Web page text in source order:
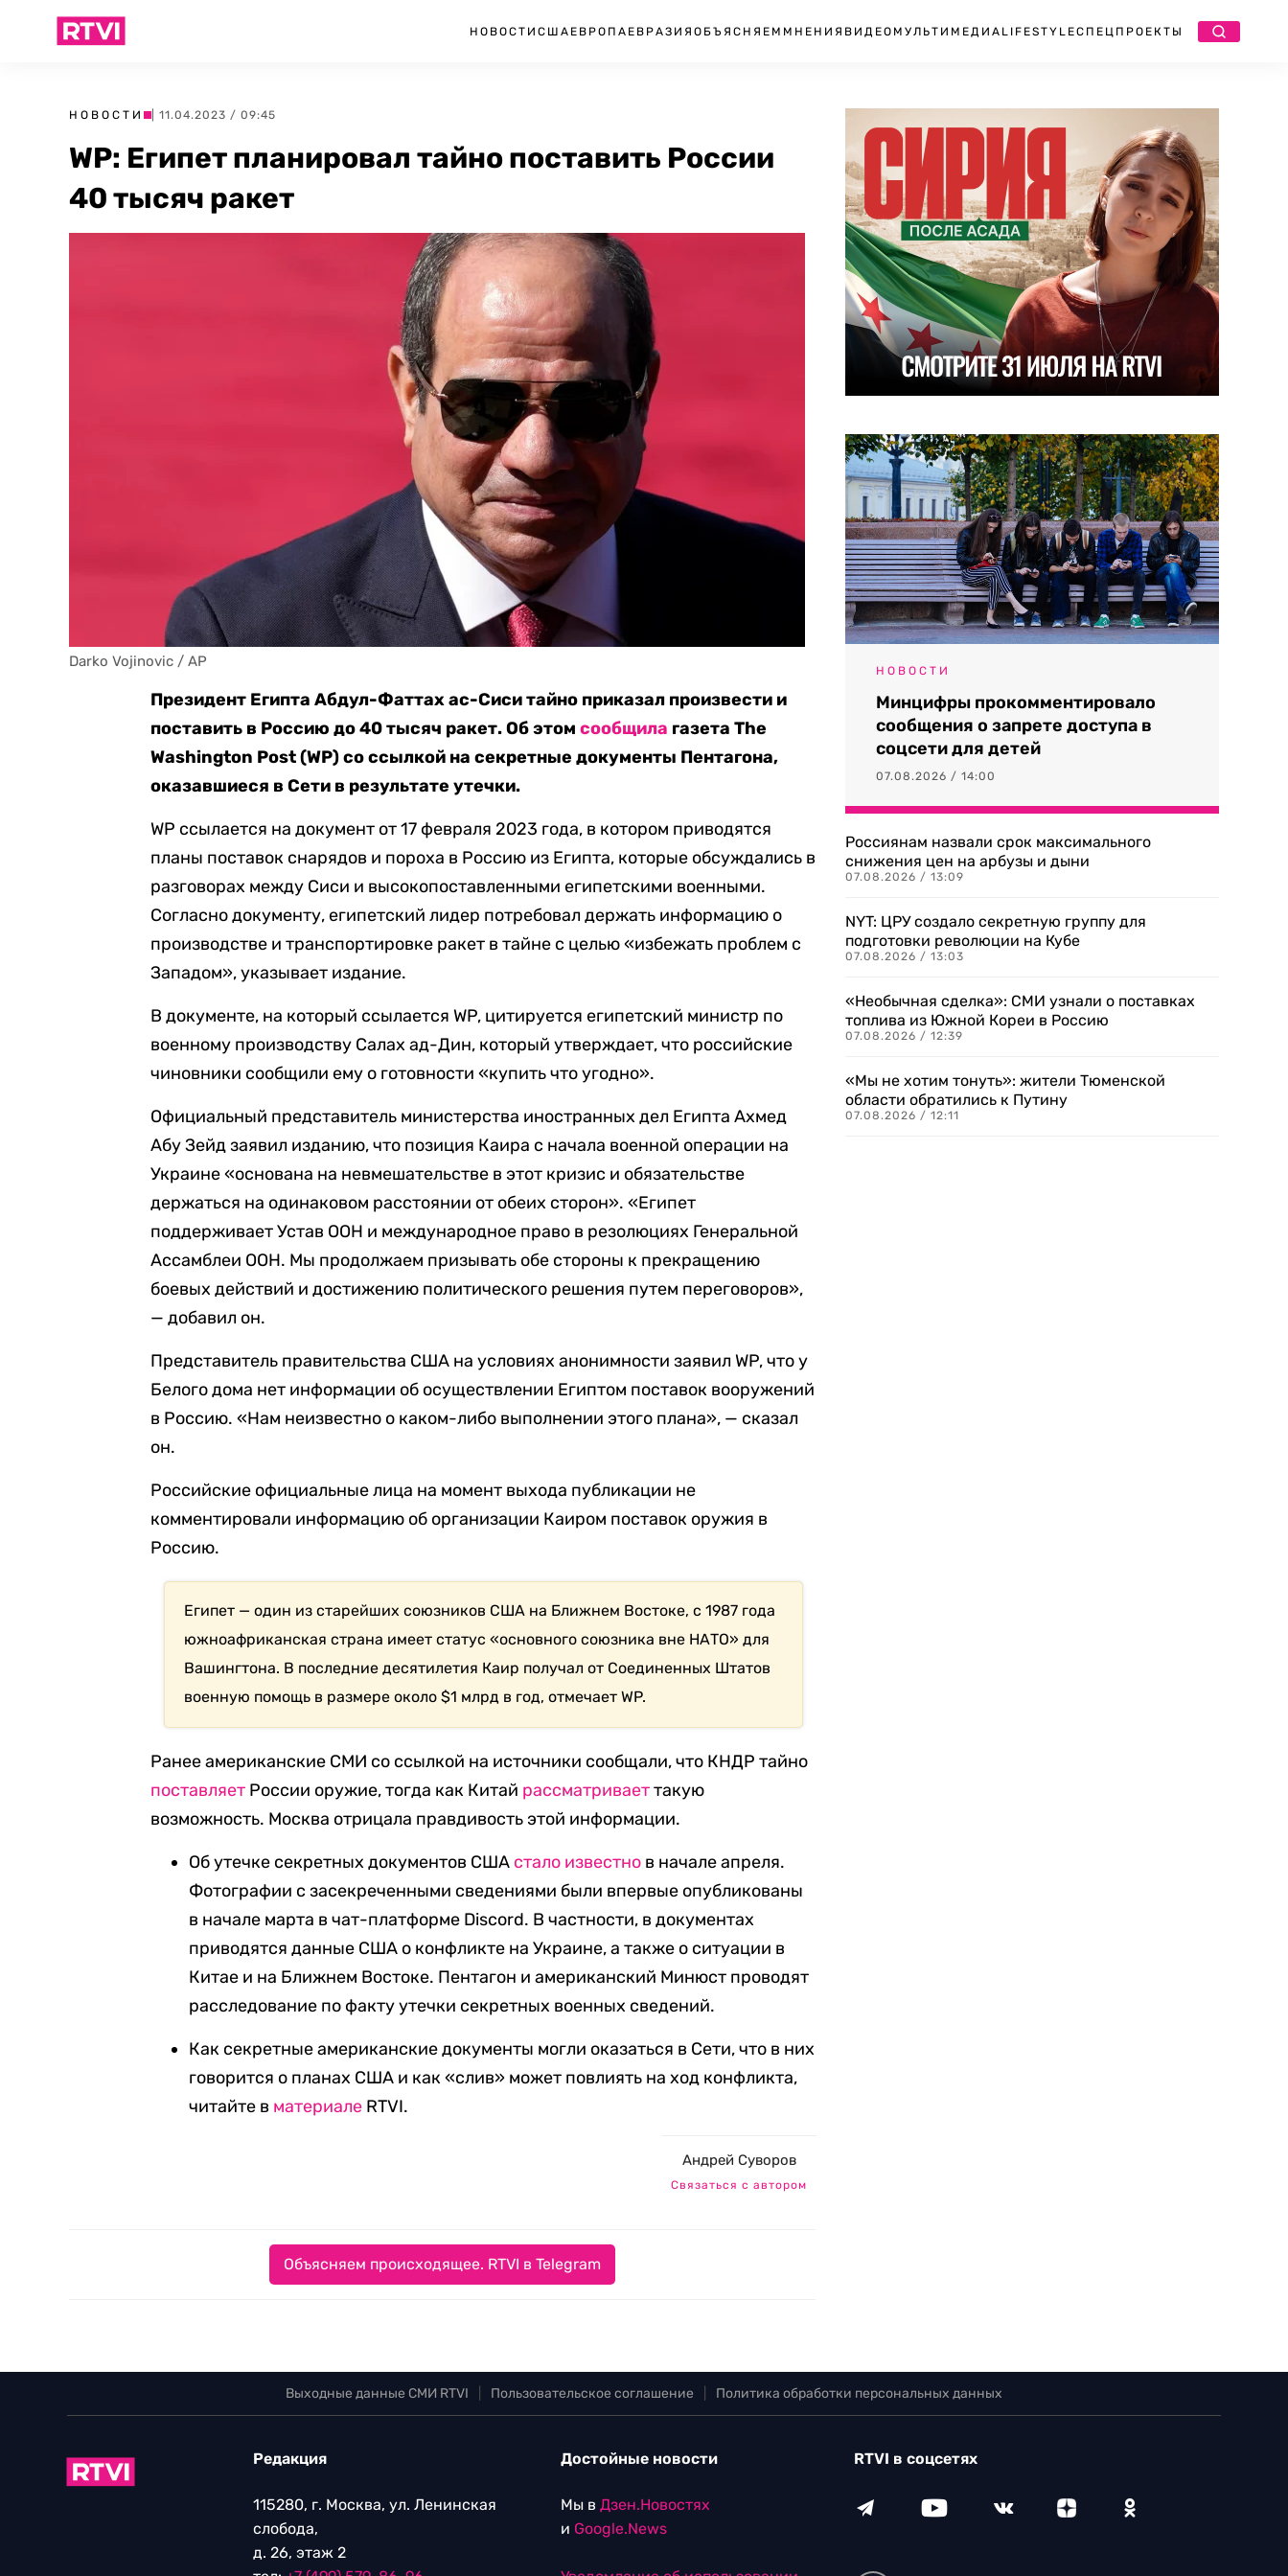
НОВОСТИ США ЕВРОПА ЕВРАЗИЯ ОБЪЯСНЯЕМ МНЕНИЯ ВИДЕО МУЛЬТИМЕДИА LIFESTYLEСПЕЦПРОЕКТЫ
НОВОСТИ | 11.04.2023 / 09:45
WP: Египет планировал тайно поставить России
40 тысяч ракет
Darko Vojinovic / AP
Президент Египта Абдул-Фаттах ас-Сиси тайно приказал произвести и
поставить в Россию до 40 тысяч ракет. Об этомсообщила газета The
Washington Post (WP) со ссылкой на секретные документы Пентагона,
оказавшиеся в Сети в результате утечки.
WP ссылается на документ от 17 февраля 2023 года, в котором приводятся
планы поставок снарядов и пороха в Россию из Египта, которые обсуждались в
разговорах между Сиси и высокопоставленными египетскими военными.
Согласно документу, египетский лидер потребовал держать информацию о
производстве и транспортировке ракет в тайне с целью «избежать проблем с
Западом», указывает издание.
В документе, на который ссылается WP, цитируется египетский министр по
военному производству Салах ад-Дин, который утверждает, что российские
чиновники сообщили ему о готовности «купить что угодно».
Официальный представитель министерства иностранных дел Египта Ахмед
Абу Зейд заявил изданию, что позиция Каира с начала военной операции на
Украине «основана на невмешательстве в этот кризис и обязательстве
держаться на одинаковом расстоянии от обеих сторон». «Египет
поддерживает Устав ООН и международное право в резолюциях Генеральной
Ассамблеи ООН. Мы продолжаем призывать обе стороны к прекращению
боевых действий и достижению политического решения путем переговоров»,
— добавил он.
Представитель правительства США на условиях анонимности заявил WP, что у
Белого дома нет информации об осуществлении Египтом поставок вооружений
в Россию. «Нам неизвестно о каком-либо выполнении этого плана», — сказал
он.
Российские официальные лица на момент выхода публикации не
комментировали информацию об организации Каиром поставок оружия в
Россию.
Египет — один из старейших союзников США на Ближнем Востоке, с 1987 года
южноафриканская страна имеет статус «основного союзника вне НАТО» для
Вашингтона. В последние десятилетия Каир получал от Соединенных Штатов
военную помощь в размере около $1 млрд в год, отмечает WP.
Ранее американские СМИ со ссылкой на источники сообщали, что КНДР тайно
поставляет России оружие, тогда как Китай рассматриваеттакую
возможность. Москва отрицала правдивость этой информации.
Об утечке секретных документов США стало известно в начале апреля.
Фотографии с засекреченными сведениями были впервые опубликованы
в начале марта в чат-платформе Discord. В частности, в документах
приводятся данные США о конфликте на Украине, а также о ситуации в
Китае и на Ближнем Востоке. Пентагон и американский Минюст проводят
расследование по факту утечки секретных военных сведений.
Как секретные американские документы могли оказаться в Сети, что в них
говорится о планах США и как «слив» может повлиять на ход конфликта,
читайте в материале RTVI.
Андрей Суворов
Связаться с автором
Объясняем происходящее. RTVI в Telegram
НОВОСТИ
Минцифры прокомментировало
сообщения о запрете доступа в
соцсети для детей
07.08.2026 / 14:00
Россиянам назвали срок максимального
снижения цен на арбузы и дыни
07.08.2026 / 13:09
NYT: ЦРУ создало секретную группу для
подготовки революции на Кубе
07.08.2026 / 13:03
«Необычная сделка»: СМИ узнали о поставках
топлива из Южной Кореи в Россию
07.08.2026 / 12:39
«Мы не хотим тонуть»: жители Тюменской
области обратились к Путину
07.08.2026 / 12:11
Выходные данные СМИ RTVI Пользовательское соглашение Политика обработки персональных данных
Редакция
115280, г. Москва, ул. Ленинская
слобода,
д. 26, этаж 2
Достойные новости
Мы в Дзен.Новостях
и Google.News
RTVI в соцсетях